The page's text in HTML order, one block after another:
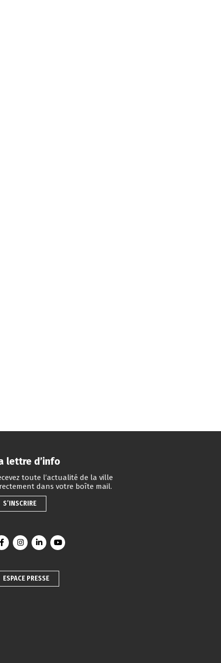
lettre d’info
toute l’actualité de la ville
dans votre boîte mail.
S’INSCRIRE
Lien vers le compte Facebook
Lien vers le compte Instagram
Lien vers le compte Linkedin
Lien vers la chaîne Youtube
ESPACE PRESSE